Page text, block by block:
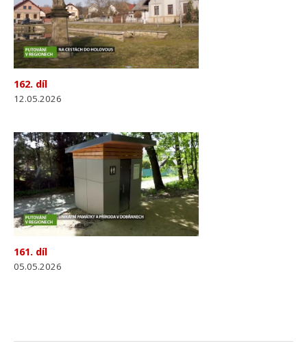
162. díl
12.05.2026
161. díl
05.05.2026